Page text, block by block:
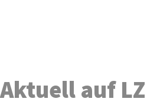
Aktuell auf LZ